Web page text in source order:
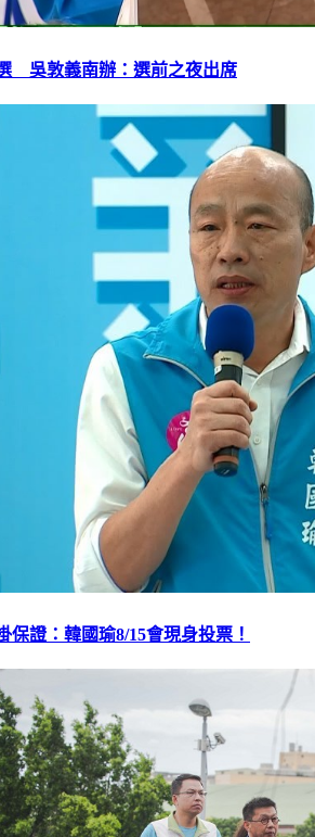
吳敦義南辦：選前之夜出席
證：韓國瑜8/15會現身投票！